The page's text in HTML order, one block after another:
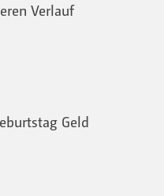
Verlauf
Geld